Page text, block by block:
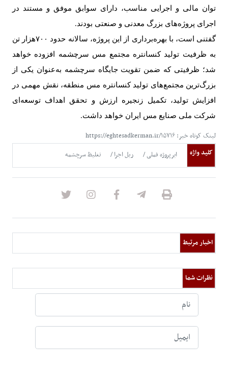
توان مالی و اجرایی مناسب، دارای سوابق موفق و مستند در
اجرای پروژه‌های بزرگ معدنی و صنعتی بودند.
گفتنی است، با بهره‌برداری از این پروژه، سالانه حدود ۷۰۰هزار تن
به ظرفیت تولید کنسانتره مجتمع مس سرچشمه افزوده خواهد
شد؛ ظرفیتی که ضمن تقویت جایگاه سرچشمه به‌عنوان یکی از
بزرگ‌ترین مجتمع‌های تولید کنسانتره مس منطقه، نقش مهمی در
افزایش تولید، تکمیل زنجیره ارزش و تحقق اهداف توسعه‌ای
شرکت ملی صنایع مس ایران خواهد داشت.
لینک کوتاه خبر: https://eghtesadkerman.ir/۱۵۷۱۶
کلید واژه
ابرپروژه فملی ریل اجرا تغلیظ سرچشمه
اخبار مرتبط
نظرات شما